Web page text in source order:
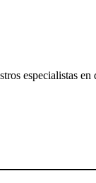
especialistas en